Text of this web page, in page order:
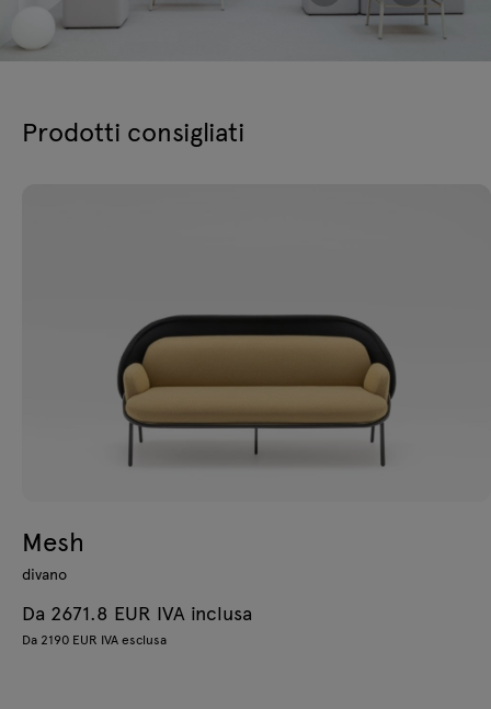
Prodotti consigliati
Mesh
divano
Da 2671.8 EUR IVA inclusa
Da 2190 EUR IVA esclusa